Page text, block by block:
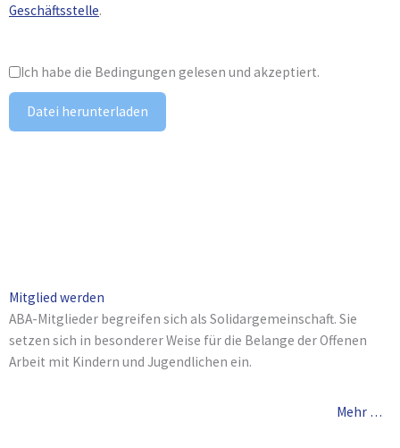
Geschäftsstelle.
Ich habe die Bedingungen gelesen und akzeptiert.
Datei herunterladen
Mitglied werden
ABA-Mitglieder begreifen sich als Solidargemeinschaft. Sie
setzen sich in besonderer Weise für die Belange der Offenen
Arbeit mit Kindern und Jugendlichen ein.
Mehr …